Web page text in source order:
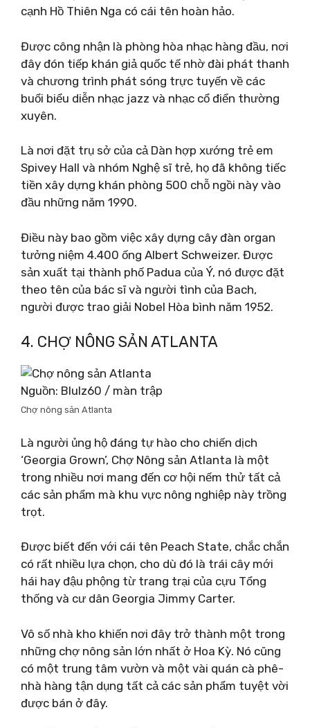
cạnh Hồ Thiên Nga có cái tên hoàn hảo.
Được công nhận là phòng hòa nhạc hàng đầu, nơi
đây đón tiếp khán giả quốc tế nhờ đài phát thanh
và chương trình phát sóng trực tuyến về các
buổi biểu diễn nhạc jazz và nhạc cổ điển thường
xuyên.
Là nơi đặt trụ sở của cả Dàn hợp xướng trẻ em
Spivey Hall và nhóm Nghệ sĩ trẻ, họ đã không tiếc
tiền xây dựng khán phòng 500 chỗ ngồi này vào
đầu những năm 1990.
Điều này bao gồm việc xây dựng cây đàn organ
tưởng niệm 4.400 ống Albert Schweizer. Được
sản xuất tại thành phố Padua của Ý, nó được đặt
theo tên của bác sĩ và người tình của Bach,
người được trao giải Nobel Hòa bình năm 1952.
4. CHỢ NÔNG SẢN ATLANTA
Nguồn: BluIz60 / màn trập
Chợ nông sản Atlanta
Là người ủng hộ đáng tự hào cho chiến dịch
‘Georgia Grown’, Chợ Nông sản Atlanta là một
trong nhiều nơi mang đến cơ hội nếm thử tất cả
các sản phẩm mà khu vực nông nghiệp này trồng
trọt.
Được biết đến với cái tên Peach State, chắc chắn
có rất nhiều lựa chọn, cho dù đó là trái cây mới
hái hay đậu phộng từ trang trại của cựu Tổng
thống và cư dân Georgia Jimmy Carter.
Vô số nhà kho khiến nơi đây trở thành một trong
những chợ nông sản lớn nhất ở Hoa Kỳ. Nó cũng
có một trung tâm vườn và một vài quán cà phê-
nhà hàng tận dụng tất cả các sản phẩm tuyệt vời
được bán ở đây.